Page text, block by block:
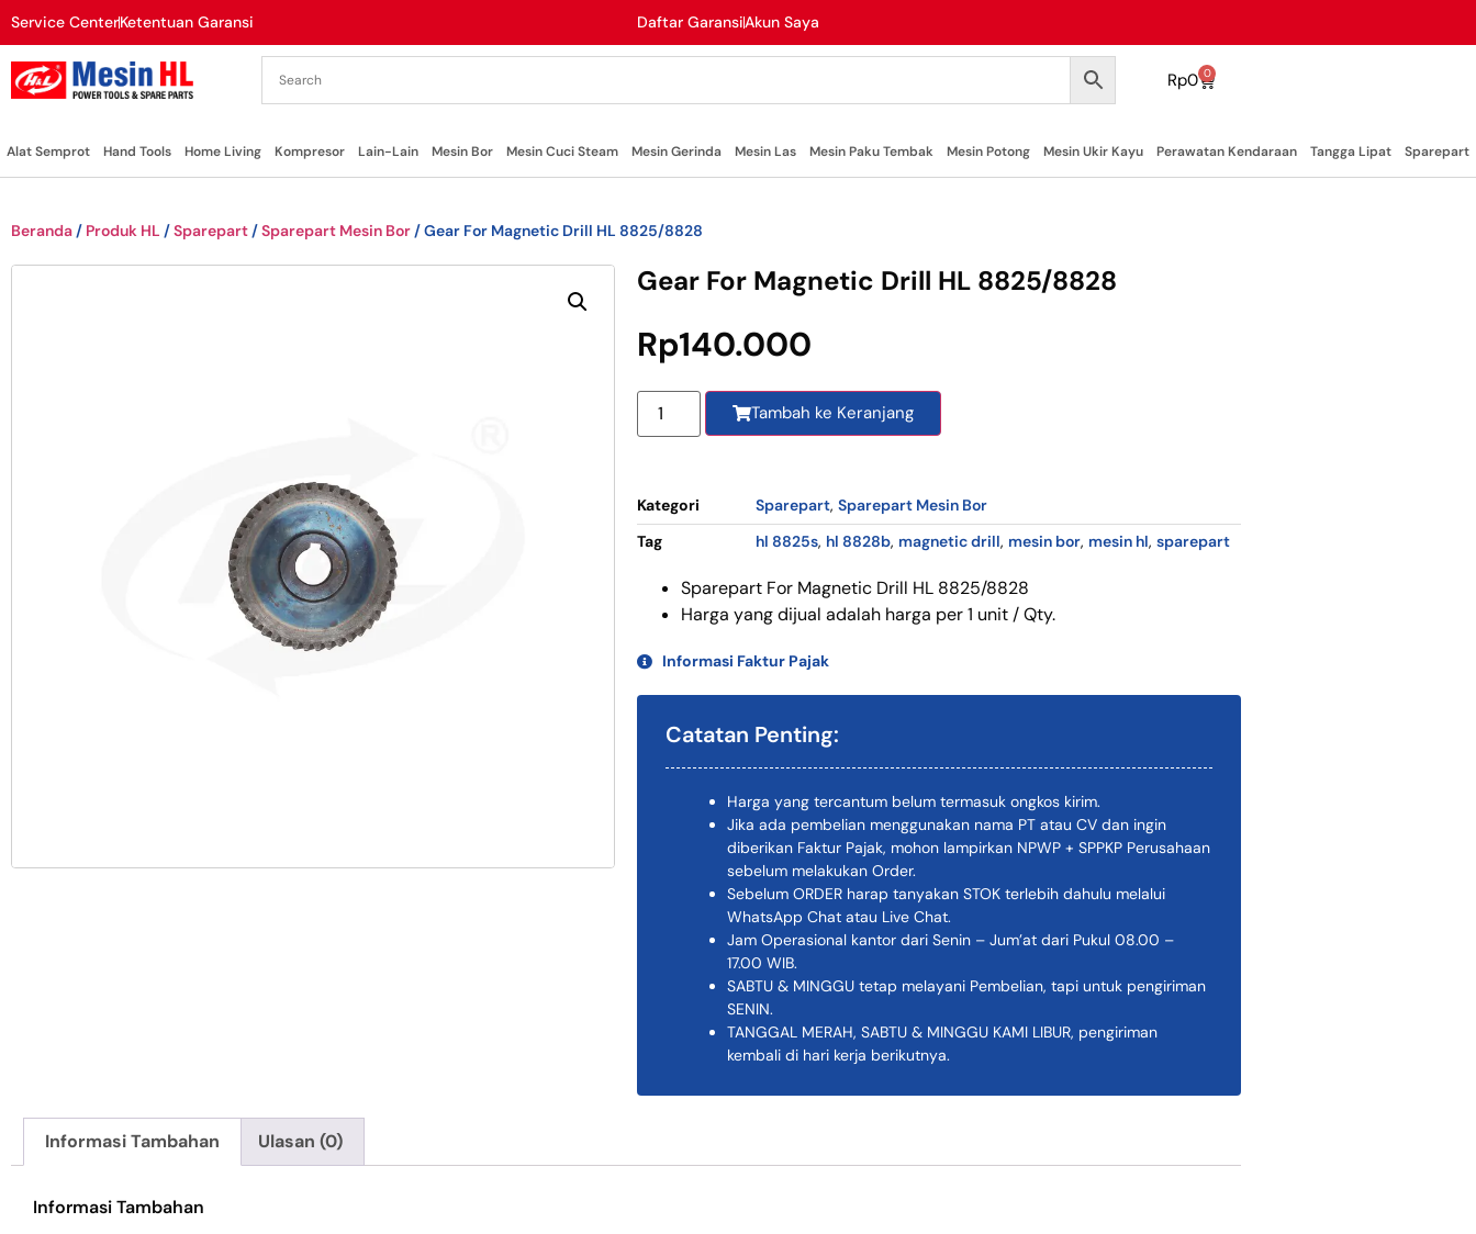
Service CenterKetentuan Garansi Daftar GaransiAkun Saya
Rp0 0
Alat Semprot Hand Tools Home Living Kompresor Lain-Lain Mesin Bor Mesin Cuci Steam Mesin Gerinda Mesin Las Mesin Paku Tembak Mesin Potong Mesin Ukir Kayu Perawatan Kendaraan Tangga Lipat Sparepart
Beranda / Produk HL /Sparepart /Sparepart Mesin Bor / Gear For Magnetic Drill HL 8825/8828
Gear For Magnetic Drill HL 8825/8828
Rp140.000
Tambah ke Keranjang
Kategori Sparepart, Sparepart Mesin Bor
Tag
hl 8825s, hl 8828b, magnetic drill, mesin bor, mesin hl, sparepart
Sparepart For Magnetic Drill HL 8825/8828
Harga yang dijual adalah harga per 1 unit / Qty.
Informasi Faktur Pajak
Catatan Penting:
Harga yang tercantum belum termasuk ongkos kirim.
Jika ada pembelian menggunakan nama PT atau CV dan ingin
diberikan Faktur Pajak, mohon lampirkan NPWP + SPPKP Perusahaan
sebelum melakukan Order.
Sebelum ORDER harap tanyakan STOK terlebih dahulu melalui
WhatsApp Chat atau Live Chat.
Jam Operasional kantor dari Senin – Jum’at dari Pukul 08.00 –
17.00 WIB.
SABTU & MINGGU tetap melayani Pembelian, tapi untuk pengiriman
SENIN.
TANGGAL MERAH, SABTU & MINGGU KAMI LIBUR, pengiriman
kembali di hari kerja berikutnya.
Informasi Tambahan Ulasan (0)
Informasi Tambahan